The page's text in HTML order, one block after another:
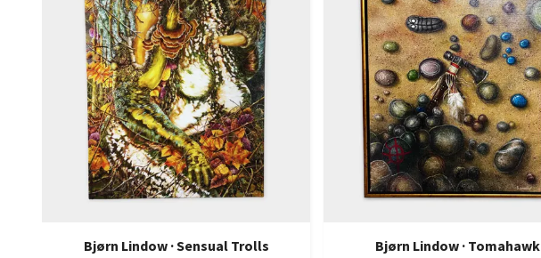
Bjørn Lindow · Sensual Trolls
Bjørn Lindow · Tomahawk